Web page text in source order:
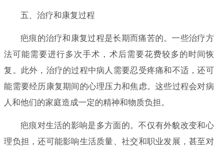
五、治疗和康复过程
疤痕的治疗和康复过程是长期而痛苦的。一些治疗方
法可能需要进行多次手术，术后需要花费较多的时间恢
复。此外，治疗的过程中病人需要忍受疼痛和不适，还可
能需要经历康复期间的心理压力和焦虑。这些过程会对病
人和他们的家庭造成一定的精神和物质负担。
疤痕对生活的影响是多方面的。不仅有外貌改变和心
理负担，还可能影响生活质量、社交和职业发展，甚至对